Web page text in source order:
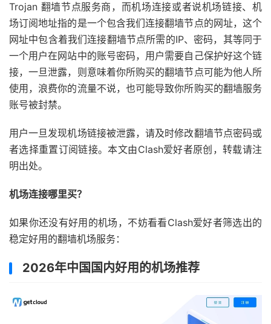
Trojan 翻墙节点服务商，而机场连接或者说机场链接、机
场订阅地址指的是一个包含我们连接翻墙节点的网址，这个
网址中包含着我们连接翻墙节点所需的IP、密码，其等同于
一个用户在网站中的账号密码，用户需要自己保护好这个链
接，一旦泄露，则意味着你所购买的翻墙节点可能为他人所
使用，浪费你的流量不说，也可能导致你所购买的翻墙服务
账号被封禁。
用户一旦发现机场链接被泄露，请及时修改翻墙节点密码或
者选择重置订阅链接。本文由Clash爱好者原创，转载请注
明出处。
机场连接哪里买？
如果你还没有好用的机场，不妨看看Clash爱好者筛选出的
稳定好用的翻墙机场服务：
2026年中国国内好用的机场推荐